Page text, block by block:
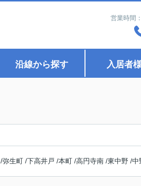
営業時間
沿線から探す 入居者
/弥生町 /下高井戸 /本町 /高円寺南 /東中野 /中